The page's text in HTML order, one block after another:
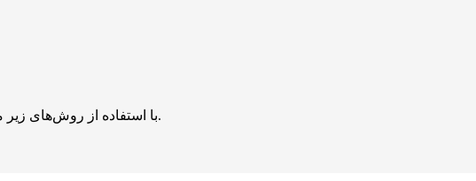
با استفاده از روش‌های زیر می‌توانید این صفحه را با دوستان خود به اشتراک بگذارید.